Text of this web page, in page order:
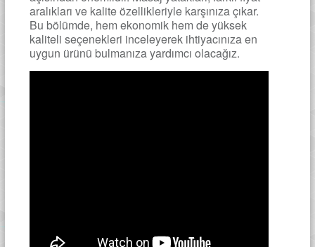
aralıkları ve kalite özellikleriyle karşınıza çıkar.
Bu bölümde, hem ekonomik hem de yüksek
kaliteli seçenekleri inceleyerek ihtiyacınıza en
uygun ürünü bulmanıza yardımcı olacağız.